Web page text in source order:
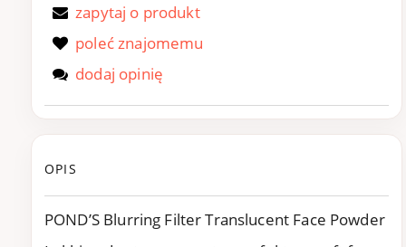
zapytaj o produkt
poleć znajomemu
dodaj opinię
OPIS
POND’S Blurring Filter Translucent Face Powder